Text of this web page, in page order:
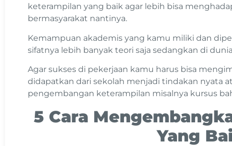
keterampilan yang baik agar lebih bisa
bermasyarakat nantinya.
Kemampuan akademis yang kamu miliki dan
sifatnya lebih banyak teori saja sedangkan di
Agar sukses di pekerjaan kamu harus bisa
didapatkan dari sekolah menjadi tindakan nyata
pengembangan keterampilan misalnya kursus
5 Cara
Yang